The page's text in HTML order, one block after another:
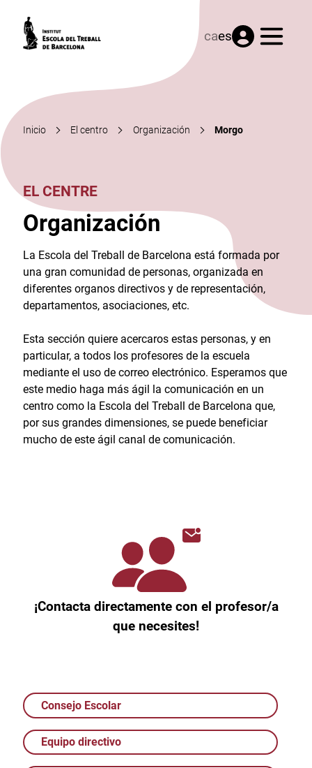
caes Menú
Inicio El centro Organización Morgo
EL CENTRE
Organización
La Escola del Treball de Barcelona está formada por
una gran comunidad de personas, organizada en
diferentes organos directivos y de representación,
departamentos, asociaciones, etc.
Esta sección quiere acercaros estas personas, y en
particular, a todos los profesores de la escuela
mediante el uso de correo electrónico. Esperamos que
este medio haga más ágil la comunicación en un
centro como la Escola del Treball de Barcelona que,
por sus grandes dimensiones, se puede beneficiar
mucho de este ágil canal de comunicación.
¡Contacta directamente con el profesor/a
que necesites!
Consejo Escolar
Equipo directivo